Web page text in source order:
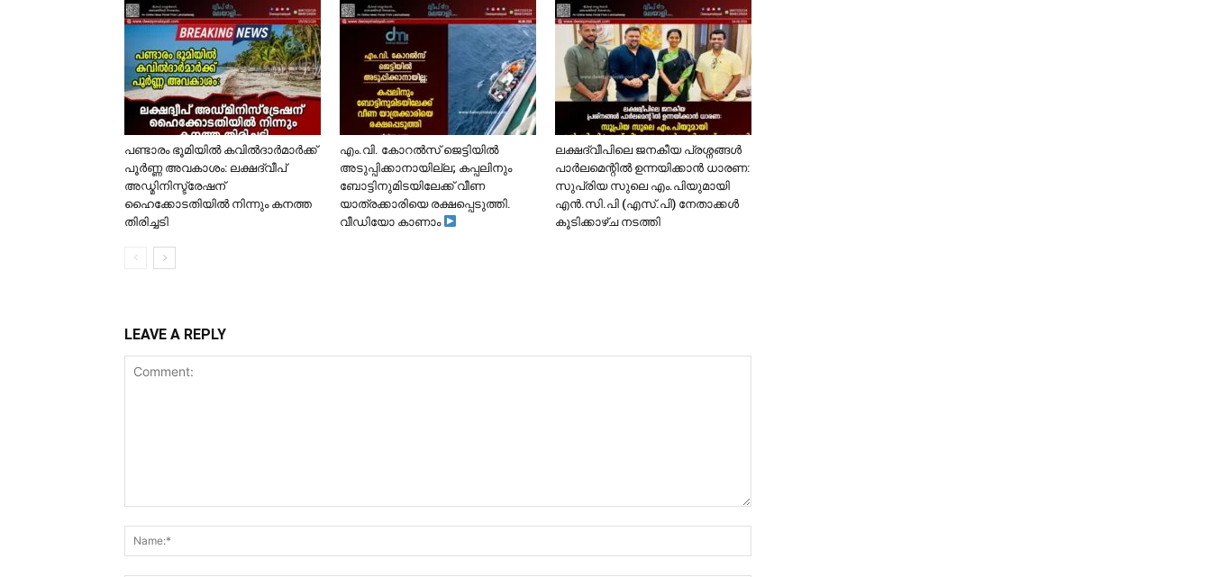
പണ്ടാരം ഭൂമിയിൽ കവിൽദാർമാർക്ക്
പൂർണ്ണ അവകാശം: ലക്ഷദ്വീപ്
അഡ്മിനിസ്ട്രേഷന്
ഹൈക്കോടതിയിൽ നിന്നും കനത്ത
തിരിച്ചടി
​എം.വി. കോറൽസ് ജെട്ടിയിൽ
അടുപ്പിക്കാനായില്ല; കപ്പലിനും
ബോട്ടിനുമിടയിലേക്ക് വീണ
യാത്രക്കാരിയെ രക്ഷപ്പെടുത്തി.
വീഡിയോ കാണാം
ലക്ഷദ്വീപിലെ ജനകീയ പ്രശ്നങ്ങൾ
പാർലമെന്റിൽ ഉന്നയിക്കാൻ ധാരണ:
സുപ്രിയ സുലെ എം.പിയുമായി
എൻ.സി.പി (എസ്.പി) നേതാക്കൾ
കൂടിക്കാഴ്ച നടത്തി
LEAVE A REPLY